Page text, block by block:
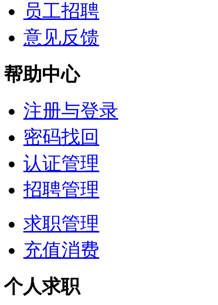
员工招聘
意见反馈
帮助中心
注册与登录
密码找回
认证管理
招聘管理
求职管理
充值消费
个人求职